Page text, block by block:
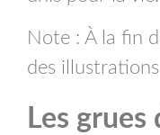
Note : À la fin
des
Les grues